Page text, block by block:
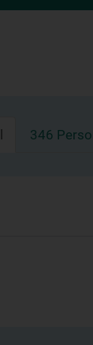
346